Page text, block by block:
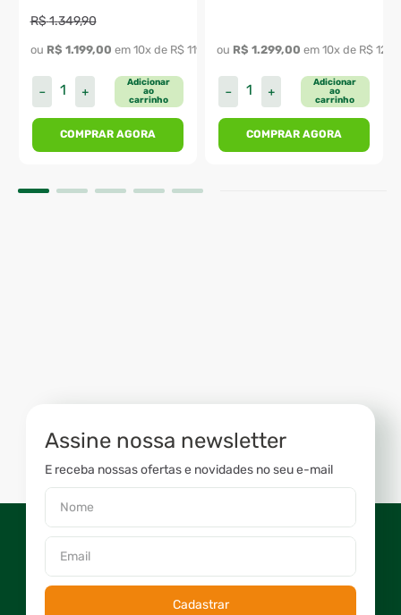
R$1.349,90
ou R$ 1.199,00 em 10x de R$ 119 90
＋
－
Adicionar
ao
carrinho
COMPRAR AGORA
ou R$ 1.299,00 em 10x de R$ 129
＋
－
Adicionar
ao
carrinho
COMPRAR AGORA
Assine nossa newsletter
E receba nossas ofertas e novidades no seu e-mail
Cadastrar